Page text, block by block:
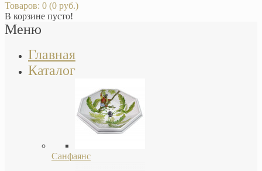
Товаров: 0 (0 руб.)
В корзине пусто!
Меню
Главная
Каталог
Санфаянс